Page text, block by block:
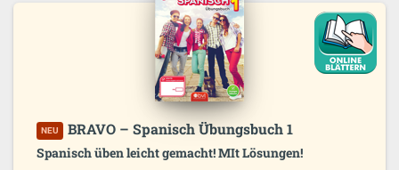
NEU BRAVO – Spanisch Übungsbuch 1
Spanisch üben leicht gemacht! MIt Lösungen!